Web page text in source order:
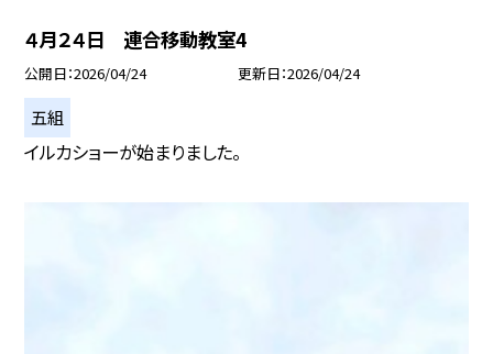
４月２４日 連合移動教室4
公開日 2026/04/24 更新日 2026/04/24
五組
イルカショーが始まりました。